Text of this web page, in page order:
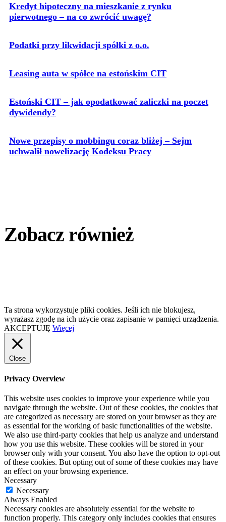
Kredyt hipoteczny na mieszkanie z rynku
pierwotnego – na co zwrócić uwagę?
Podatki przy likwidacji spółki z o.o.
Leasing auta w spółce na estońskim CIT
Estoński CIT – jak opodatkować zaliczki na poczet
dywidendy?
Nowe przepisy o mobbingu coraz bliżej – Sejm
uchwalił nowelizację Kodeksu Pracy
Zobacz również
Ta strona wykorzystuje pliki cookies. Jeśli ich nie blokujesz,
wyrażasz zgodę na ich użycie oraz zapisanie w pamięci urządzenia.
AKCEPTUJĘ Więcej
Close
Privacy Overview
This website uses cookies to improve your experience while you
navigate through the website. Out of these cookies, the cookies that
are categorized as necessary are stored on your browser as they are
as essential for the working of basic functionalities of the website.
We also use third-party cookies that help us analyze and understand
how you use this website. These cookies will be stored in your
browser only with your consent. You also have the option to opt-out
of these cookies. But opting out of some of these cookies may have
an effect on your browsing experience.
Necessary
Necessary
Always Enabled
Necessary cookies are absolutely essential for the website to
function properly. This category only includes cookies that ensures